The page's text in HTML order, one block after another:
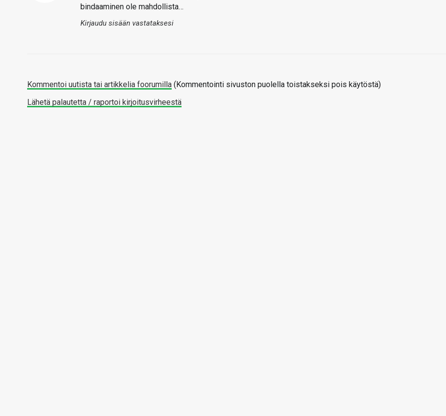
bindaaminen ole mahdollista…
Kirjaudu sisään vastataksesi
Kommentoi uutista tai artikkelia foorumilla (Kommentointi sivuston puolella toistakseksi pois käytöstä)
Lähetä palautetta / raportoi kirjoitusvirheestä